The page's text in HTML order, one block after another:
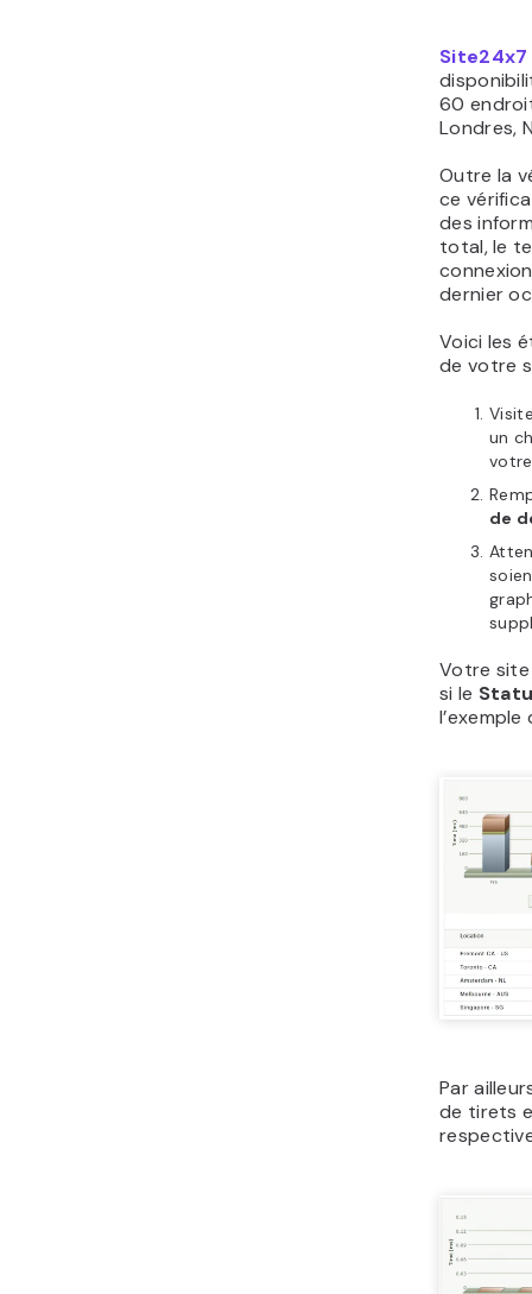
Site24x7
60
Londres,
Outre la
ce
des
total, le
dernier
Voici les
de votre
un
de
Votre
si le
Par
de tirets